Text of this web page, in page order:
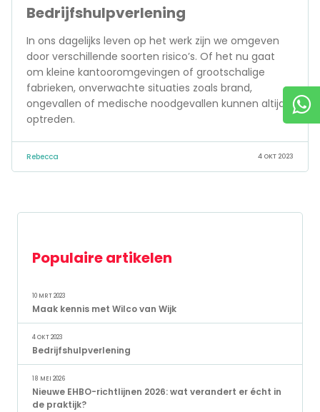
Bedrijfshulpverlening
In ons dagelijks leven op het werk zijn we omgeven
door verschillende soorten risico’s. Of het nu gaat
om kleine kantooromgevingen of grootschalige
fabrieken, onverwachte situaties zoals brand,
ongevallen of medische noodgevallen kunnen altijd
optreden.
Rebecca 4 OKT 2023
Populaire artikelen
Maak kennis met Wilco van Wijk
10 MRT 2023
Bedrijfshulpverlening
4 OKT 2023
Nieuwe EHBO-richtlijnen 2026: wat verandert er écht in
de praktijk?
18 MEI 2026